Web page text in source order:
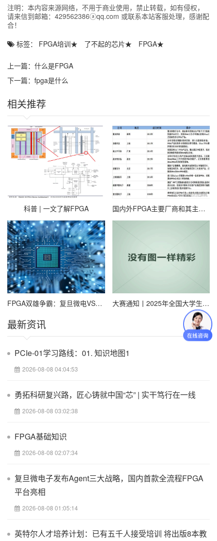
后来，我加入了学校的电子创新实验室，开始接触单片机，PCB制
版，DSP，Labview虚拟仪器，物联网之类的(目前只接触过这些)东
西，开始和同学组队参加比赛，现在正在做的是14年要在北京理工
大学举办的“毕昇杯”全国
室，我才觉得我是为了我以后的生活在学习，我知道我以后要干什
么，而不是整天像个高中生那样，天天背书，为了考试而学习，为
的不可开交...(可能是我高中就入了党，所以体会不到..)，现在就业
压力这么大，如果我不掌握好几门真本事，就靠学习成绩出去混，
虽然饿不死，但是我觉得那绝对不是我要的生活。
大二上学期，我们实验室的人经常在一起交流，交流我们要搞哪方
面的技术，有人要搞ARM嵌入式，有人要搞DSP的，有要搞安卓
的，还有什么MSP430单片机的，飞思卡尔，网站设计之类的，我们
当时就开玩笑的的说，我们各搞一行，将来再找几个学经济的同
学，我们自己创业算了，省的给别人打一辈子工...我当时也是从网找
了找，看什么技术适合我，最后选了FPGA，我知道他要以
verilog HDL语言和数字电子技术为基础，所以在课余自学了数字电
子技术，和一点基本的verilog HDL语法，打算这个寒假就开始学习
FPGA。虽然我还不是太清楚这个东西到底是干嘛的，但是据我了
解，这东西挺强大的，又和数电有关，比较符合我的胃口吧，然后
就选它了，与其在课堂上听老师将那些与我将来无关的东西，我宁
可选择待在实验室学我自己喜欢的，与其去上课听英语老师上那无
聊的英语(其实不无聊，偶尔还放个英文电影..)我宁愿去看一些
data sheet，毕竟我知道，这才是我将来的生活，也许英语听力很重
要，口语很重要，但是重要的知识很多，如果我们都拿过来死学，
到头来什么也不行，毕竟，我们大学只有四年!(大四应该不算吧...)
那几天刚买了块开发板，420块，算个入门用的吧。我想，既然选好
了目标，那就努力为之奋斗吧，大一我已经玩够了，到了该学点养
家糊口的本事了。这个寒假，我打算先把毕昇杯做完，我的火活还
不算很多，就是用Labview做个上位机，labview也是最近才学的，
是为了做比赛要用到，但是我感觉它真的好强大，可以说是无所不
能啦!虽然爱它，但我估计我不会深入的研究它，就让它给我做个辅
助工具吧，将来可能还能用到它。
接下来的两年里，希望我能坚持下去，把FPGA学好，再涉猎一点有
关的知识，我不打算考研了，如果考研，我出来就26啦!再**朋友，
买房买车，结婚，我就老猴啦!争取28之前结婚吧，我想我未来的女
朋友，你一定很幸福的!哈哈，自恋一下~
下面附一张刚买的板子的照片，加油!
注明：本内容来源网络，不用于商业使用，禁止转载，如有侵权，
请来信到邮箱：429562386ⓐqq.com 或联系本站客服处理，感谢配
合！
标签： FPGA培训★ 了不起的芯片★ FPGA★
上一篇： 什么是FPGA
下一篇： fpga是什么
相关推荐
科普 | 一文了解FPGA 国内外FPGA主要厂商和其主要芯片代表汇总
FPGA双雄争霸：复旦微电VS紫光国微，技术路线谁更硬核？ 大赛通知丨2025年全国大学生嵌入式芯片与系统设计竞赛FPGA创新设计赛道报名通知
最新资讯
PCIe-01学习路线：01. 知识地图1
2026-08-08 04:04:53
勇拓科研复兴路，匠心铸就中国“芯” | 实干笃行在一线
2026-08-08 03:02:38
FPGA基础知识
2026-08-08 02:07:34
复旦微电子发布Agent三大战略，国内首款全流程FPGA
平台亮相
2026-08-08 01:05:14
英特尔人才培养计划：已有五千人接受培训 将出版8本教